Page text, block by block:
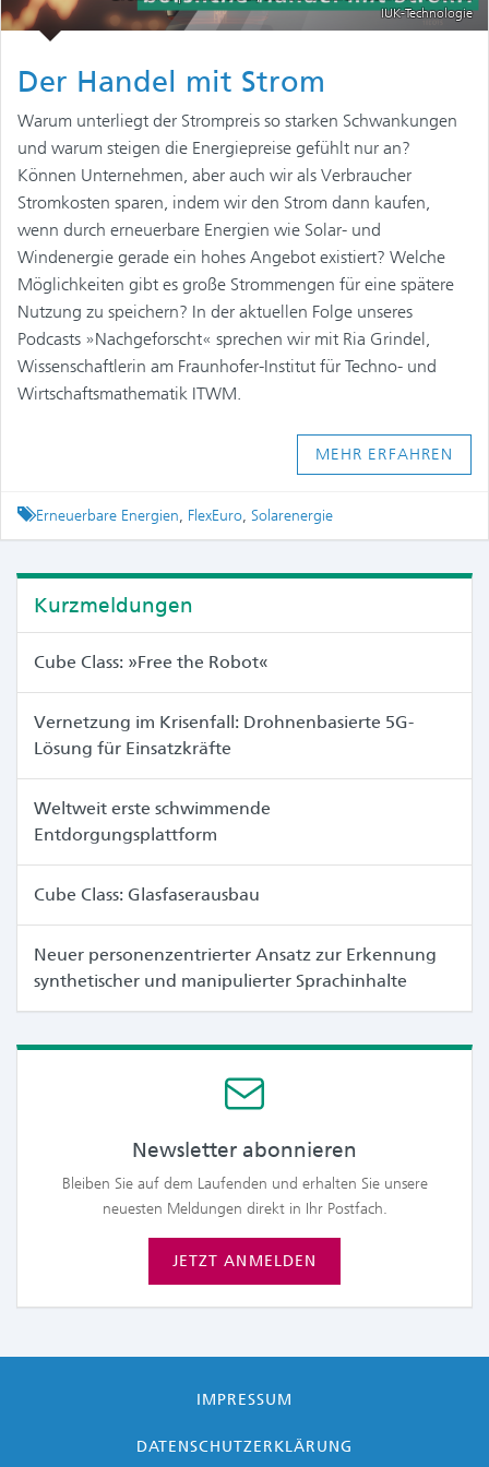
IUK-Technologie
Der Handel mit Strom
Warum unterliegt der Strompreis so starken Schwankungen
und warum steigen die Energiepreise gefühlt nur an?
Können Unternehmen, aber auch wir als Verbraucher
Stromkosten sparen, indem wir den Strom dann kaufen,
wenn durch erneuerbare Energien wie Solar- und
Windenergie gerade ein hohes Angebot existiert? Welche
Möglichkeiten gibt es große Strommengen für eine spätere
Nutzung zu speichern? In der aktuellen Folge unseres
Podcasts »Nachgeforscht« sprechen wir mit Ria Grindel,
Wissenschaftlerin am Fraunhofer-Institut für Techno- und
Wirtschaftsmathematik ITWM.
MEHR ERFAHREN
Tagged
Erneuerbare Energien, FlexEuro, Solarenergie
Kurzmeldungen
Cube Class: »Free the Robot«
Vernetzung im Krisenfall: Drohnenbasierte 5G-
Lösung für Einsatzkräfte
Weltweit erste schwimmende
Entdorgungsplattform
Cube Class: Glasfaserausbau
Neuer personenzentrierter Ansatz zur Erkennung
synthetischer und manipulierter Sprachinhalte
Newsletter abonnieren
Bleiben Sie auf dem Laufenden und erhalten Sie unsere
neuesten Meldungen direkt in Ihr Postfach.
JETZT ANMELDEN
IMPRESSUM
DATENSCHUTZERKLÄRUNG